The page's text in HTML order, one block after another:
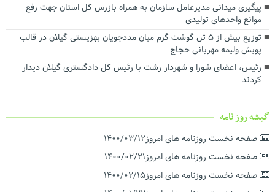
پیگیری میدانی مدیرعامل سازمان به همراه بازرس کل استان جهت رفع
موانع واحدهای تولیدی
توزیع بیش از ۵ تن گوشت گرم میان مددجویان بهزیستی گیلان در قالب
پویش ولیمه مهربانی حجاج
رئیس، اعضای شورا و شهردار رشت با رئیس‌ کل دادگستری گیلان دیدار
کردند ‌
گیشه روز نامه
صفحه نخست روزنامه های امروز۱۴۰۰/۰۳/۱۲
صفحه نخست روزنامه های امروز۱۴۰۰/۰۲/۲۱
صفحه نخست روزنامه های امروز۱۴۰۰/۰۲/۱۵